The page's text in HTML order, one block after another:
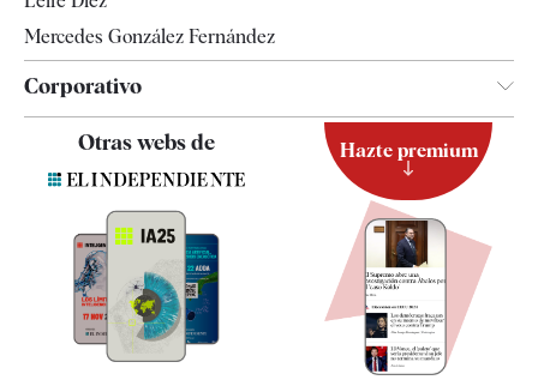
Mercedes González Fernández
Corporativo
Contacto
Quiénes somos
Especificaciones
Otras webs de Hazte premium